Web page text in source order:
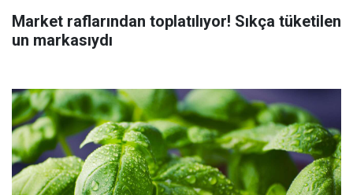
Market raflarından toplatılıyor! Sıkça tüketilen
un markasıydı